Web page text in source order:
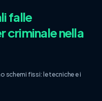
falle
criminale nella
schemi fissi: le tecniche e i